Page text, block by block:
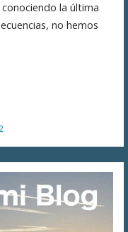
la última
no hemos